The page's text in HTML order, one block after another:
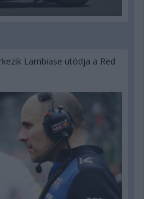
Lambiase utódja a Red